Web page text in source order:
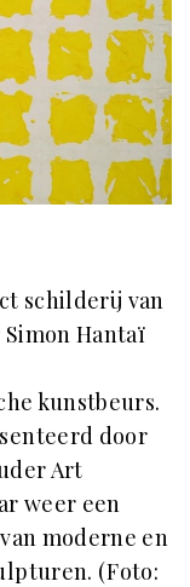
schilderij van
Hantaï
kunstbeurs.
door
Art
weer een
moderne en
(Foto: